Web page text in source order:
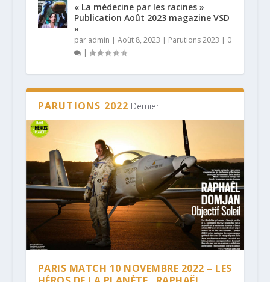
« La médecine par les racines »
Publication Août 2023 magazine VSD
»
par admin | Août 8, 2023 | Parutions 2023 | 0
|
PARUTIONS 2022 Dernier
PARIS MATCH 10 NOVEMBRE 2022 – LES